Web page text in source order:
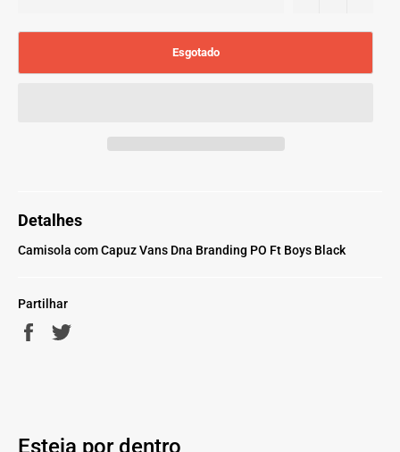
Esgotado
Detalhes
Camisola com Capuz Vans Dna Branding PO Ft Boys Black
Partilhar
Partilhe